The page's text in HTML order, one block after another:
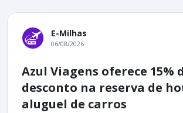
E-Milhas
06/08/2026
Azul Viagens oferece 15%
desconto na reserva de
aluguel de carros